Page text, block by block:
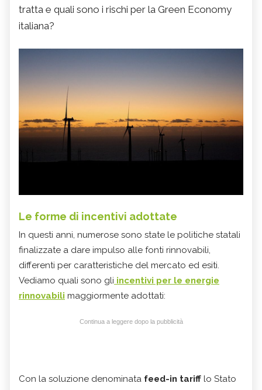
tratta e quali sono i rischi per la Green Economy
italiana?
Le forme di incentivi adottate
In questi anni, numerose sono state le politiche statali
finalizzate a dare impulso alle fonti rinnovabili,
differenti per caratteristiche del mercato ed esiti.
Vediamo quali sono gli incentivi per le energie
rinnovabili maggiormente adottati:
Continua a leggere dopo la pubblicità
Con la soluzione denominata feed-in tariff lo Stato